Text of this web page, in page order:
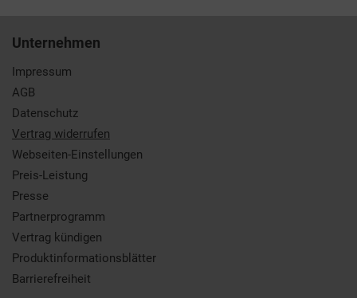
Unternehmen
Impressum
AGB
Datenschutz
Vertrag widerrufen
Webseiten-Einstellungen
Preis-Leistung
Presse
Partnerprogramm
Vertrag kündigen
Produktinformationsblätter
Barrierefreiheit